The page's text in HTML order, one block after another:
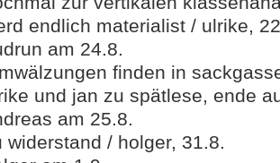
endlich materialist / ulrike,
am 24.8.
finden in
und jan zu spätlese, ende
am 25.8.
widerstand / holger, 31.8.